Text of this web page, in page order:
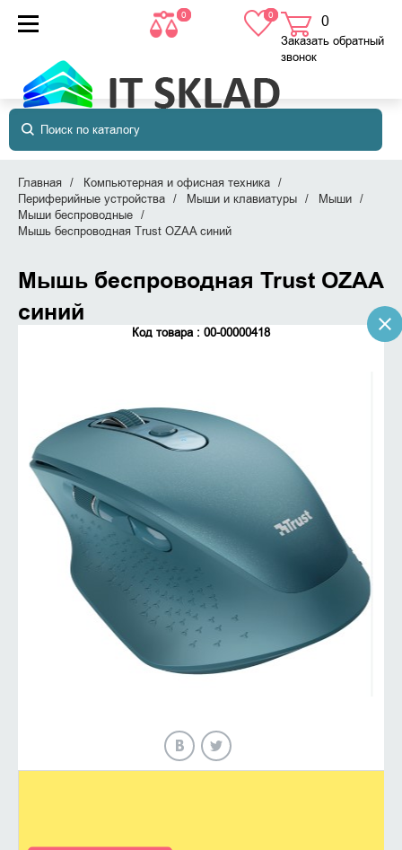
0 0 0
в корзине
Заказать обратный
звонок
Главная
Компьютерная и офисная техника
Периферийные устройства
Мыши и клавиатуры
Мыши
Мыши беспроводные
Мышь беспроводная Trust OZAA синий
Мышь беспроводная Trust OZAA
синий
Код товара : 00-00000418